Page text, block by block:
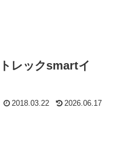
レックsmartイ
2018.03.22 2026.06.17